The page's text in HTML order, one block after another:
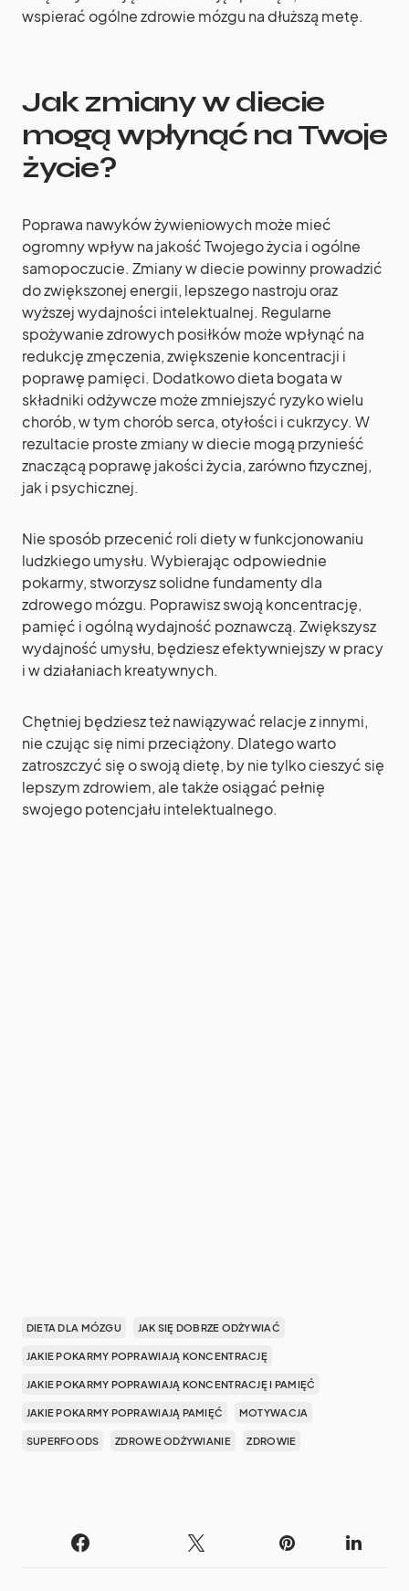
wspierać ogólne zdrowie mózgu na dłuższą metę.
Jak zmiany w diecie
mogą wpłynąć na Twoje
życie?
Poprawa nawyków żywieniowych może mieć
ogromny wpływ na jakość Twojego życia i ogólne
samopoczucie. Zmiany w diecie powinny prowadzić
do zwiększonej energii, lepszego nastroju oraz
wyższej wydajności intelektualnej. Regularne
spożywanie zdrowych posiłków może wpłynąć na
redukcję zmęczenia, zwiększenie koncentracji i
poprawę pamięci. Dodatkowo dieta bogata w
składniki odżywcze może zmniejszyć ryzyko wielu
chorób, w tym chorób serca, otyłości i cukrzycy. W
rezultacie proste zmiany w diecie mogą przynieść
znaczącą poprawę jakości życia, zarówno fizycznej,
jak i psychicznej.
Nie sposób przecenić roli diety w funkcjonowaniu
ludzkiego umysłu. Wybierając odpowiednie
pokarmy, stworzysz solidne fundamenty dla
zdrowego mózgu. Poprawisz swoją koncentrację,
pamięć i ogólną wydajność poznawczą. Zwiększysz
wydajność umysłu, będziesz efektywniejszy w pracy
i w działaniach kreatywnych.
Chętniej będziesz też nawiązywać relacje z innymi,
nie czując się nimi przeciążony. Dlatego warto
zatroszczyć się o swoją dietę, by nie tylko cieszyć się
lepszym zdrowiem, ale także osiągać pełnię
swojego potencjału intelektualnego.
DIETA DLA MÓZGU JAK SIĘ DOBRZE ODŻYWIAĆ
JAKIE POKARMY POPRAWIAJĄ KONCENTRACJĘ
JAKIE POKARMY POPRAWIAJĄ KONCENTRACJĘ I PAMIĘĆ
JAKIE POKARMY POPRAWIAJĄ PAMIĘĆ MOTYWACJA
SUPERFOODS ZDROWE ODŻYWIANIE ZDROWIE